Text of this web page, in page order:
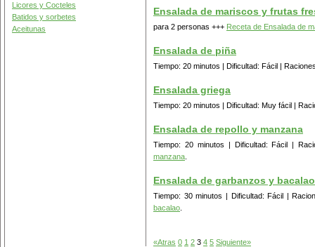
Licores y Cocteles
Batidos y sorbetes
Aceitunas
Ensalada de mariscos y frutas
para 2 personas +++ Receta de Ensalada de
Ensalada de piña
Tiempo: 20 minutos | Dificultad: Fácil |
Ensalada griega
Tiempo: 20 minutos | Dificultad: Muy fácil |
Ensalada de repollo y manzana
Tiempo: 20 minutos | Dificultad: Fácil |
manzana
Ensalada de garbanzos y bacalao
Tiempo: 30 minutos | Dificultad: Fácil |
bacalao
«Atras 0 1 2 3 4 5 Siguiente»